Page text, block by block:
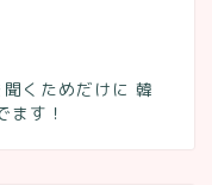
くためだけに 韓
ます！